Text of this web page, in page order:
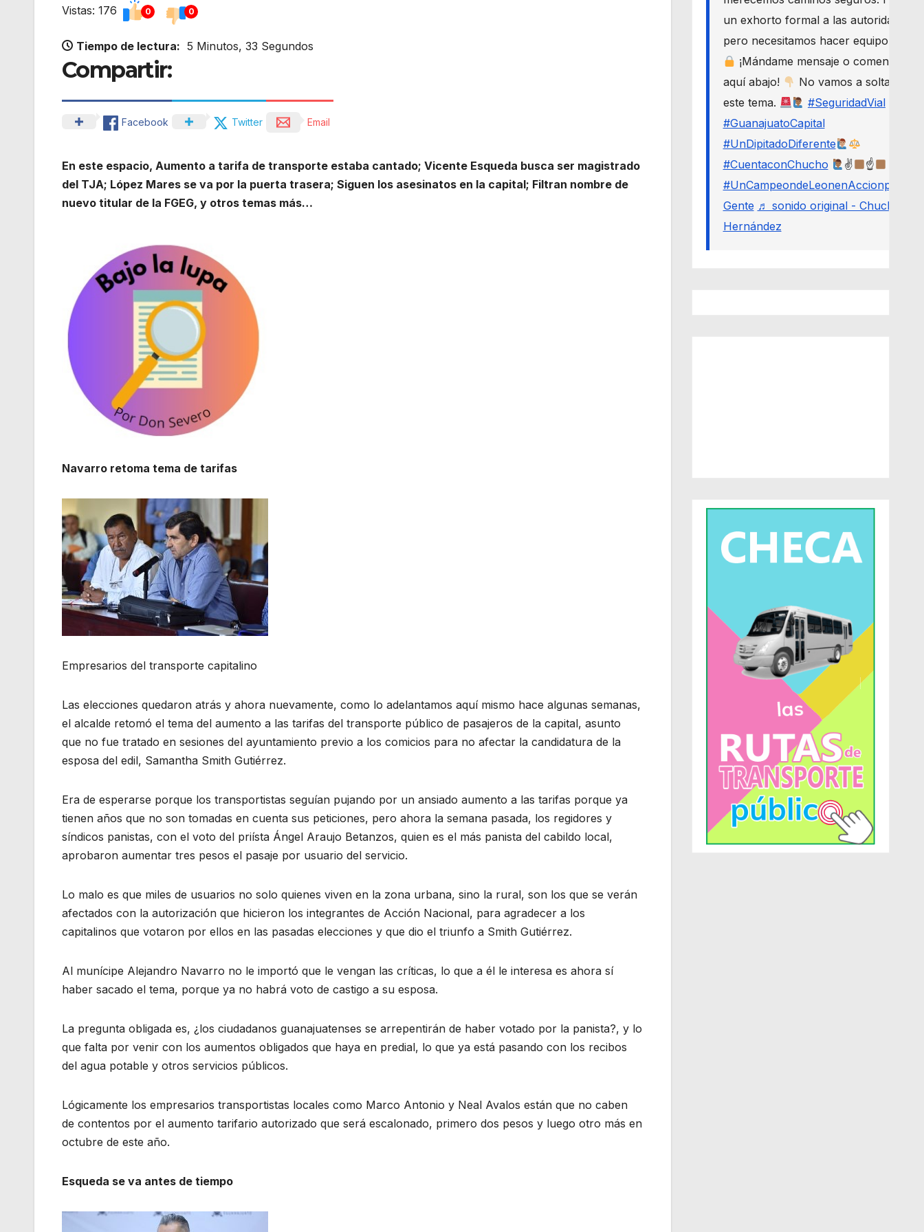
Vistas: 176 0 0
Tiempo de lectura: 5 Minutos, 33 Segundos
Compartir:
Facebook Twitter Email
En este espacio, Aumento a tarifa de transporte estaba cantado; Vicente Esqueda busca ser magistrado
del TJA; López Mares se va por la puerta trasera; Siguen los asesinatos en la capital; Filtran nombre de
nuevo titular de la FGEG, y otros temas más…
Navarro retoma tema de tarifas
Empresarios del transporte capitalino
Las elecciones quedaron atrás y ahora nuevamente, como lo adelantamos aquí mismo hace algunas semanas,
el alcalde retomó el tema del aumento a las tarifas del transporte público de pasajeros de la capital, asunto
que no fue tratado en sesiones del ayuntamiento previo a los comicios para no afectar la candidatura de la
esposa del edil, Samantha Smith Gutiérrez.
Era de esperarse porque los transportistas seguían pujando por un ansiado aumento a las tarifas porque ya
tienen años que no son tomadas en cuenta sus peticiones, pero ahora la semana pasada, los regidores y
síndicos panistas, con el voto del priísta Ángel Araujo Betanzos, quien es el más panista del cabildo local,
aprobaron aumentar tres pesos el pasaje por usuario del servicio.
Lo malo es que miles de usuarios no solo quienes viven en la zona urbana, sino la rural, son los que se verán
afectados con la autorización que hicieron los integrantes de Acción Nacional, para agradecer a los
capitalinos que votaron por ellos en las pasadas elecciones y que dio el triunfo a Smith Gutiérrez.
Al munícipe Alejandro Navarro no le importó que le vengan las críticas, lo que a él le interesa es ahora sí
haber sacado el tema, porque ya no habrá voto de castigo a su esposa.
La pregunta obligada es, ¿los ciudadanos guanajuatenses se arrepentirán de haber votado por la panista?, y lo
que falta por venir con los aumentos obligados que haya en predial, lo que ya está pasando con los recibos
del agua potable y otros servicios públicos.
Lógicamente los empresarios transportistas locales como Marco Antonio y Neal Avalos están que no caben
de contentos por el aumento tarifario autorizado que será escalonado, primero dos pesos y luego otro más en
octubre de este año.
Esqueda se va antes de tiempo
un exhorto formal a las autoridades,
pero necesitamos hacer equipo.
¡Mándame mensaje o comenta
aquí abajo!
No vamos a soltar
este tema.
#SeguridadVial
#GuanajuatoCapital
#UnDipitadoDiferente
#CuentaconChucho
✌
☝
#UnCampeondeLeonenAccionporLa
Gente ♬ sonido original - Chucho
Hernández